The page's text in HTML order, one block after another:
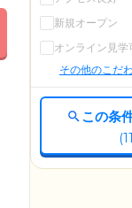
新規オープン
オンライン見学
その他のこだ
この条
(11